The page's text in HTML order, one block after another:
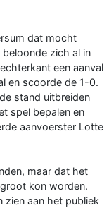
dat mocht
zich al in
een aanval
en scoorde de 1-0.
stand uitbreiden
spel bepalen en
aanvoerster Lotte
maar dat het
kon worden.
zien aan het publiek